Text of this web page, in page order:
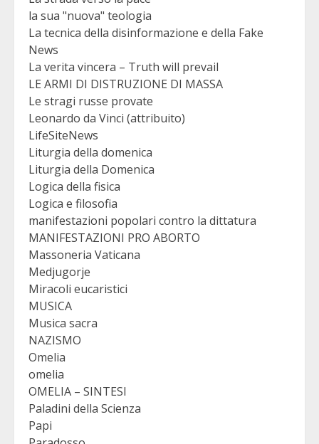
la sua "nuova" teologia
La tecnica della disinformazione e della Fake
News
La verita vincera – Truth will prevail
LE ARMI DI DISTRUZIONE DI MASSA
Le stragi russe provate
Leonardo da Vinci (attribuito)
LifeSiteNews
Liturgia della domenica
Liturgia della Domenica
Logica della fisica
Logica e filosofia
manifestazioni popolari contro la dittatura
MANIFESTAZIONI PRO ABORTO
Massoneria Vaticana
Medjugorje
Miracoli eucaristici
MUSICA
Musica sacra
NAZISMO
Omelia
omelia
OMELIA – SINTESI
Paladini della Scienza
Papi